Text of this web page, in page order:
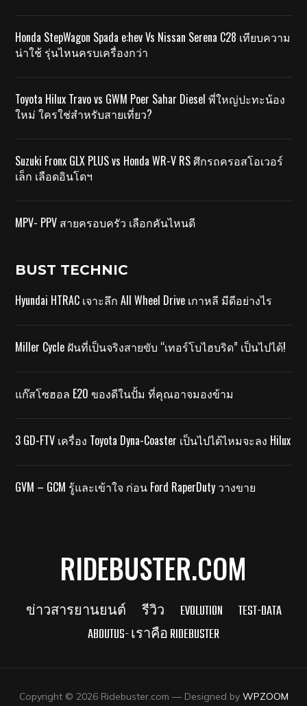
Honda StepWagon Spada e:hev Vs Nissan Serena C28 เทียบความ
น่าใช้ รุ่นไหนครบเครื่องกว่า
Toyota Hilux Travo vs GWM Poer Sahar Diesel พี่ใหญ่ปะทะน้อง
ใหม่ ใครใช่สำหรับสายเที่ยว?
Suzuki Fronx GLX PLUS vs Honda WR-V RS ศึกรถครอสโอเวอร์
เล็ก เลือดอินโดฯ
MPV- PPV สายครอบครัว เลือกคันไหนดี
BUST TECHNIC
Hyundai HTRAC เจาะลึก All Wheel Drive เกาหลี มีดีอย่างไร
Miller Cycle ฝันที่เป็นจริงสายขับ “เทอร์โบไฮบริด” เป็นไปได้!
แก๊สโซฮอล E20 ของดีในปั้ม ที่คุณอาจมองข้าม
3 GD-FTV เครื่อง Toyota Dyna-Coaster เป็นไปได้ไหมจะลง Hilux
GVM – GCM รู้และเข้าใจ ก่อน Ford RaperDuty วางขาย
RIDEBUSTER.COM
ข่าวสารยานยนต์ รีวิว EVOLUTION
TEST-DATA
ABOUTUS- เราคือ RIDEBUSTER
Copyright © 2026 Ridebuster.com — Designed by WPZOOM